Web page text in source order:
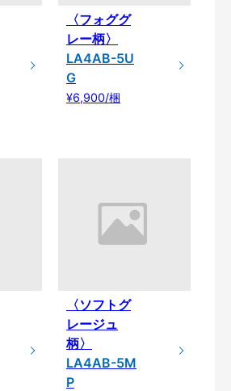
〈フォググ
レー柄〉
LA4AB-5U
G
¥6,900/梱
〈ソフトグ
レージュ
柄〉
LA4AB-5M
P